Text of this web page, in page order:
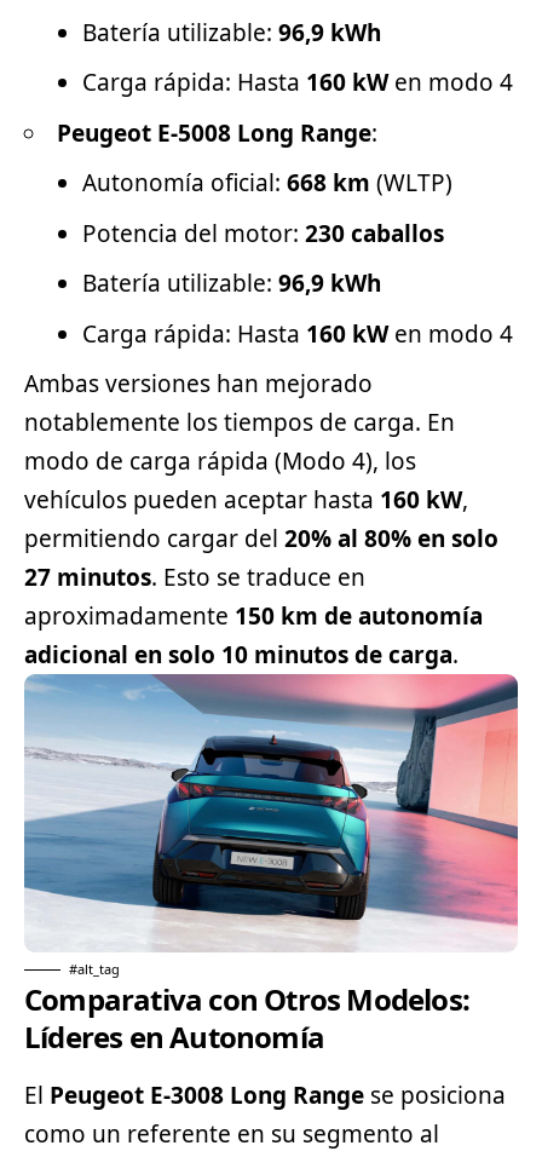
Batería utilizable: 96,9 kWh
Carga rápida: Hasta 160 kWen modo 4
Peugeot E-5008 Long Range:
Autonomía oficial: 668 km (WLTP)
Potencia del motor: 230 caballos
Batería utilizable: 96,9 kWh
Carga rápida: Hasta 160 kWen modo 4
Ambas versiones han mejorado
notablemente los tiempos de carga. En
modo de carga rápida (Modo 4), los
vehículos pueden aceptar hasta 160 kW,
permitiendo cargar del 20% al 80% en solo
27 minutos. Esto se traduce en
aproximadamente 150 km de autonomía
adicional en solo 10 minutos de carga.
#alt_tag
Comparativa con Otros Modelos:
Líderes en Autonomía
El Peugeot E-3008 Long Range se posiciona
como un referente en su segmento al